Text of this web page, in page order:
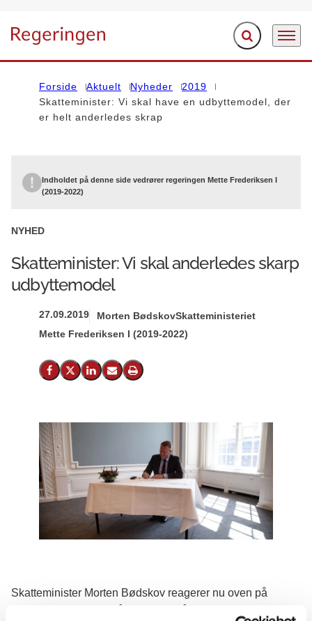
Gå til forsiden Fold søgefelt ud
Menu
Forside Aktuelt Nyheder
2019
Skatteminister: Vi skal have en udbyttemodel, der
er helt anderledes skrap
Indholdet på denne side vedrører regeringen Mette Frederiksen I
(2019-2022)
NYHED
Skatteminister: Vi skal anderledes skarp
udbyttemodel
27.09.2019 Morten BødskovSkatteministeriet
Mette Frederiksen I (2019-2022)
Del på Facebook
Del på X (Twitter)
Del på LinkedIn
Send email
Print
Skatteminister Morten Bødskov reagerer nu oven på